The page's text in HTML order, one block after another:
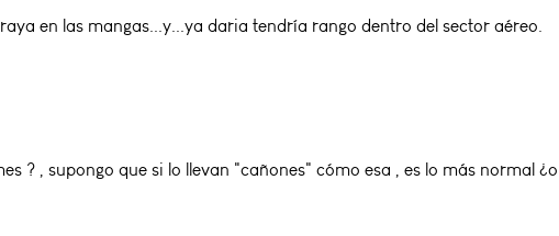
en las mangas...y...ya daria tendría rango dentro del sector aéreo.
? , supongo que si lo llevan "cañones" cómo esa , es lo más normal